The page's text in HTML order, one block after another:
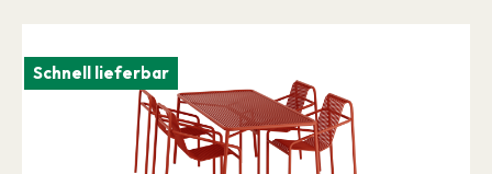
Schnell lieferbar